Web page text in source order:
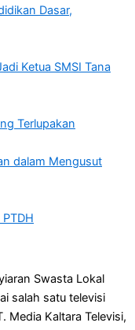
Dasar,
Ketua SMSI Tana
Terlupakan
dalam Mengusut
Swasta Lokal
salah satu televisi
Media Kaltara Televisi,